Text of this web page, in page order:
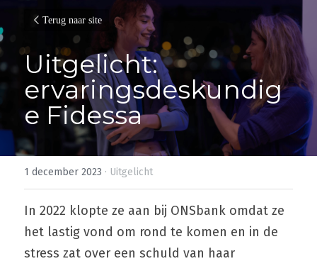
Terug naar site
Uitgelicht:
ervaringsdeskundig
e Fidessa
1 december 2023 · Uitgelicht
In 2022 klopte ze aan bij ONSbank omdat ze
het lastig vond om rond te komen en in de
stress zat over een schuld van haar